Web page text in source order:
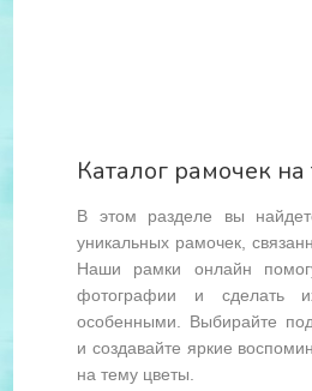
Каталог рамочек
В этом разделе вы
уникальных рамочек,
Наши рамки онлайн
фотографии и сделать
особенными. Выбирайте
и создавайте яркие
на тему цветы.